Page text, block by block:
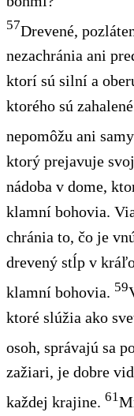
57Drevené,
nezachránia ani
ktorí sú silní a
ktorého sú
nepomôžu ani
ktorý prejavuje
nádoba v dome,
klamní bohovia.
chránia to, čo je
drevený stĺp v
klamní bohovia. 59
ktoré slúžia ako
osoh, správajú sa
zažiari, je dobre
každej krajine. 61